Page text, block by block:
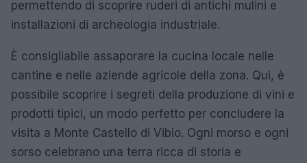
permettendo di scoprire ruderi di antichi mulini e
installazioni di archeologia industriale.
È consigliabile assaporare la cucina locale nelle
cantine e nelle aziende agricole della zona. Qui, è
possibile scoprire i segreti della produzione di vini e
prodotti tipici, un modo perfetto per concludere la
visita a Monte Castello di Vibio. Ogni morso e ogni
sorso celebrano una terra ricca di storia e